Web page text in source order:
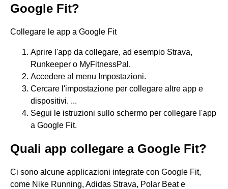
Google Fit?
Collegare le app a Google Fit
Aprire l'app da collegare, ad esempio Strava,
Runkeeper o MyFitnessPal.
Accedere al menu Impostazioni.
Cercare l'impostazione per collegare altre app e
dispositivi. ...
Segui le istruzioni sullo schermo per collegare l'app
a Google Fit.
Quali app collegare a Google Fit?
Ci sono alcune applicazioni integrate con Google Fit,
come Nike Running, Adidas Strava, Polar Beat e